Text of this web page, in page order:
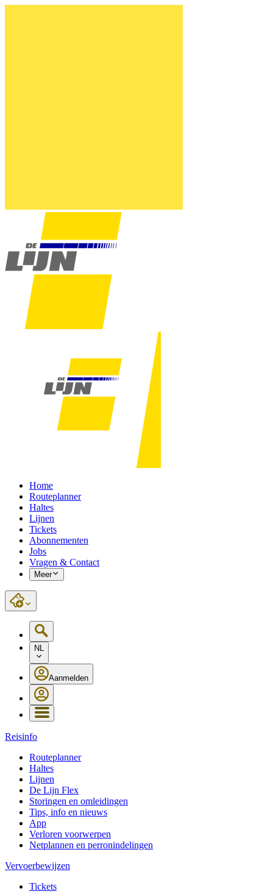
Home
Routeplanner
Haltes
Lijnen
Tickets
Abonnementen
Jobs
Vragen & Contact
Meer
NL
Aanmelden
Reisinfo
Routeplanner
Haltes
Lijnen
De Lijn Flex
Storingen en omleidingen
Tips, info en nieuws
App
Verloren voorwerpen
Netplannen en perronindelingen
Vervoerbewijzen
Tickets